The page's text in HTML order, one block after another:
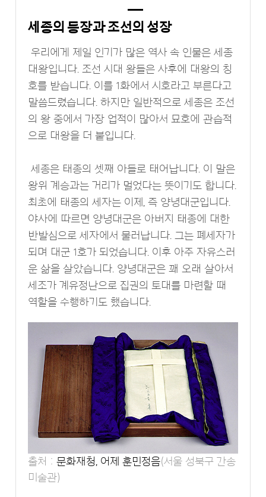
세종의 등장과 조선의 성장
우리에게 제일 인기가 많은 역사 속 인물은 세종
대왕입니다. 조선 시대 왕들은 사후에 대왕의 칭
호를 받습니다. 이를 1화에서 시호라고 부른다고
말씀드렸습니다. 하지만 일반적으로 세종은 조선
의 왕 중에서 가장 업적이 많아서 묘호에 관습적
으로 대왕을 더 붙입니다.
세종은 태종의 셋째 아들로 태어납니다. 이 말은
왕위 계승과는 거리가 멀었다는 뜻이기도 합니다.
최초에 태종의 세자는 이제, 즉 양녕대군입니다.
야사에 따르면 양녕대군은 아버지 태종에 대한
반발심으로 세자에서 물러납니다. 그는 폐세자가
되며 대군 1호가 되었습니다. 이후 아주 자유스러
운 삶을 살았습니다. 양녕대군은 꽤 오래 살아서
세조가 계유정난으로 집권의 토대를 마련할 때
역할을 수행하기도 했습니다.
출처 :문화재청, 어제 훈민정음(서울 성북구 간송
미술관)